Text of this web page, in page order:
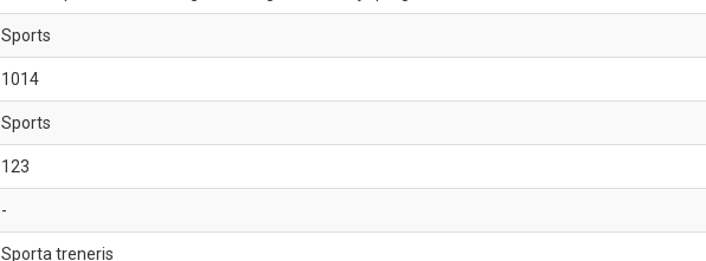
Sports
1014
Sports
123
-
Sporta treneris